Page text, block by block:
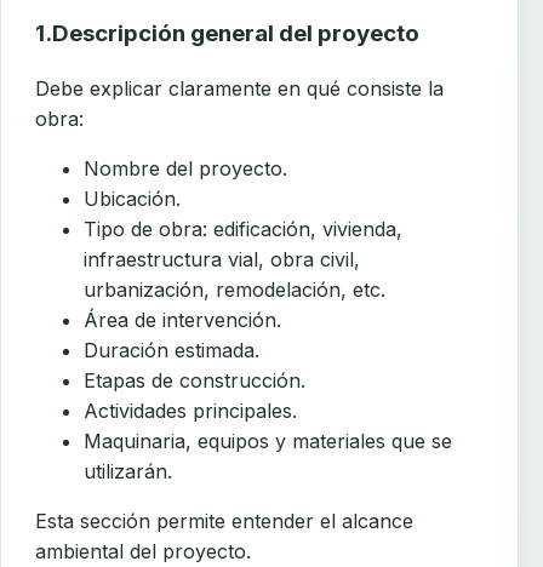
1.Descripción general del proyecto
Debe explicar claramente en qué consiste la
obra:
Nombre del proyecto.
Ubicación.
Tipo de obra: edificación, vivienda,
infraestructura vial, obra civil,
urbanización, remodelación, etc.
Área de intervención.
Duración estimada.
Etapas de construcción.
Actividades principales.
Maquinaria, equipos y materiales que se
utilizarán.
Esta sección permite entender el alcance
ambiental del proyecto.